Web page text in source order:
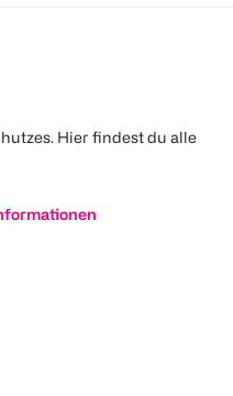
Hier findest du alle